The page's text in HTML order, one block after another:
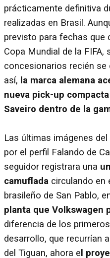
prácticamente definitiva
realizadas en Brasil.
previsto para fechas que
Copa Mundial de la FIFA,
concesionarios recién se
así, la marca alemana
nueva pick-up
Saveiro dentro de la
Las últimas imágenes
por el perfil Falando de
seguidor registrara una
camuflada circulando en
brasileño de San Pablo,
planta que Volkswagen
diferencia de los
desarrollo, que recurrían
del Tiguan, ahora e l